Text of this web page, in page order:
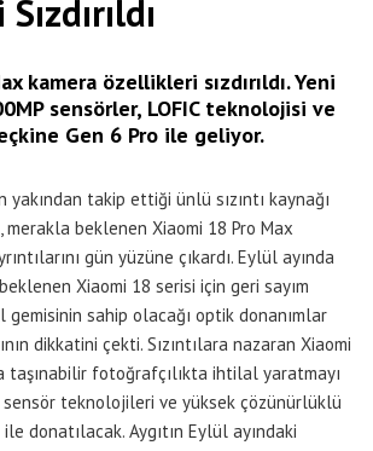
kamera özellikleri sızdırıldı. Yeni
sensörler, LOFIC teknolojisi ve
Gen 6 Pro ile geliyor.
yakından takip ettiği ünlü sızıntı kaynağı
beklenen Xiaomi 18 Pro Max
gün yüzüne çıkardı. Eylül ayında
Xiaomi 18 serisi için geri sayım
gemisinin sahip olacağı optik donanımlar
dikkatini çekti. Sızıntılara nazaran Xiaomi
taşınabilir fotoğrafçılıkta ihtilal yaratmayı
teknolojileri ve yüksek çözünürlüklü
ile donatılacak. Aygıtın Eylül ayındaki